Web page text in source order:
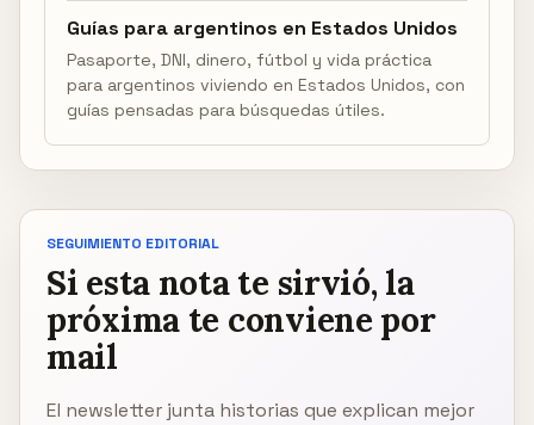
Guías para argentinos en Estados Unidos
Pasaporte, DNI, dinero, fútbol y vida práctica
para argentinos viviendo en Estados Unidos, con
guías pensadas para búsquedas útiles.
SEGUIMIENTO EDITORIAL
Si esta nota te sirvió, la
próxima te conviene por
mail
El newsletter junta historias que explican mejor